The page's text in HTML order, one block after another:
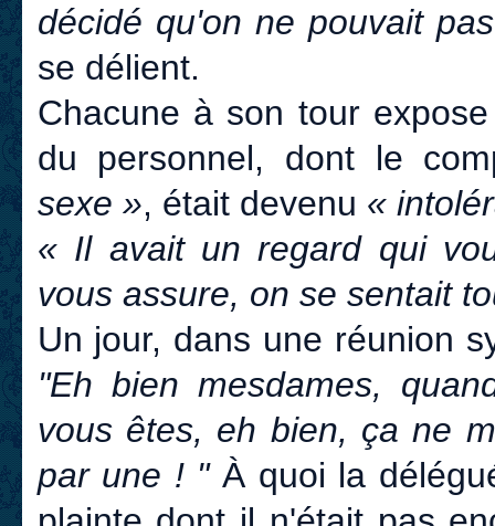
décidé qu'on ne pouvait
se délient.
Chacune à son tour
du personnel, dont le
sexe », était devenu «
« Il avait un regard qui
vous assure, on se sentait
Un jour, dans une réunion
"Eh bien mesdames,
vous êtes, eh bien, ça ne
par une ! " À quoi la